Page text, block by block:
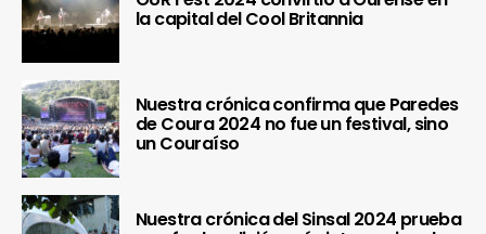
la capital del Cool Britannia
Nuestra crónica confirma que Paredes
de Coura 2024 no fue un festival, sino
un Couraíso
Nuestra crónica del Sinsal 2024 prueba